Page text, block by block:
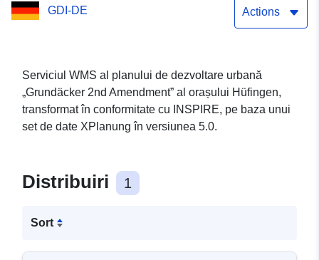
GDI-DE Actions
Serviciul WMS al planului de dezvoltare urbană
„Grundäcker 2nd Amendment” al orașului Hüfingen,
transformat în conformitate cu INSPIRE, pe baza unui
set de date XPlanung în versiunea 5.0.
Distribuiri 1
Sort